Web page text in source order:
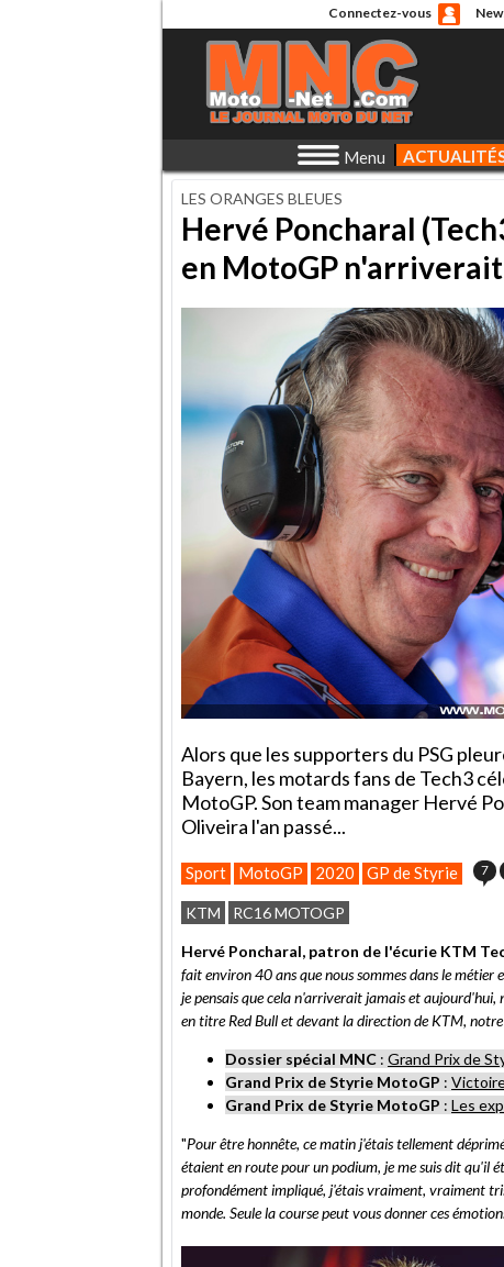
Connectez-vous
Menu
LES ORANGES BLEUES
Hervé Poncharal
en MotoGP n'arriverait
Alors que les supporters du PSG
Bayern, les motards fans de Tech3
MotoGP. Son team manager Hervé
Oliveira l'an passé...
Sport MotoGP 2020 GP de Styrie 7
KTM RC16 MOTOGP
Hervé Poncharal, patron de l'écurie KTM
fait environ 40 ans que nous sommes dans le métier
je pensais que cela n'arriverait jamais et
en titre Red Bull et devant la direction de KTM,
Dossier spécial MNC : Grand Prix de
Grand Prix de Styrie MotoGP :
Grand Prix de Styrie MotoGP : Les
"Pour être honnête, ce matin j'étais tellement
étaient en route pour un podium, je me suis dit qu'il
profondément impliqué, j'étais vraiment, vraiment
monde. Seule la course peut vous donner ces